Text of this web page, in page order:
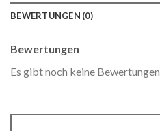
BEWERTUNGEN (0)
Bewertungen
Es gibt noch keine Bewertungen.